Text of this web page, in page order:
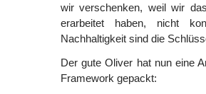
wir verschenken, weil wir
erarbeitet haben, nicht
Nachhaltigkeit sind die
Der gute Oliver hat nun eine
Framework gepackt: